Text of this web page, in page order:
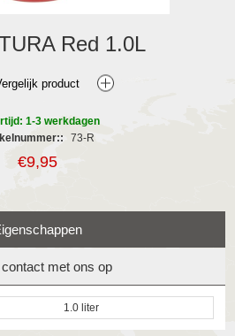
Red 1.0L
1-3 werkdagen
73-R
€9,95
met ons op
1.0 liter